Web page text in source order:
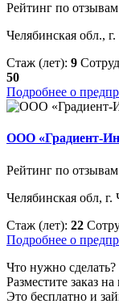
Рейтинг по
Челябинская обл.,
Стаж (лет): 9
50
Подробнее о
ООО «Градиент-
Рейтинг по
Челябинская обл,
Стаж (лет): 22
Подробнее о
Что нужно сделать?
Разместите заказ
Это бесплатно и